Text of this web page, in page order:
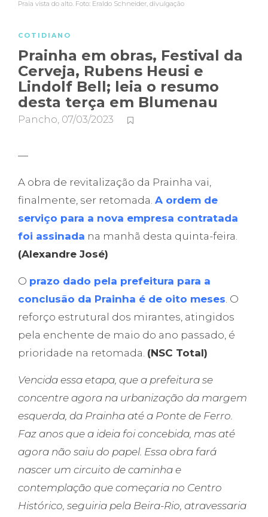
Praia vista do alto. Foto: Eraldo Schneider, divulgação
COTIDIANO
Prainha em obras, Festival da
Cerveja, Rubens Heusi e
Lindolf Bell; leia o resumo
desta terça em Blumenau
Pancho, 07/03/2023
—
A obra de revitalização da Prainha vai,
finalmente, ser retomada. A ordem de
serviço para a nova empresa contratada
foi assinada na manhã desta quinta-feira.
(Alexandre José)
O prazo dado pela prefeitura para a
conclusão da Prainha é de oito meses. O
reforço estrutural dos mirantes, atingidos
pela enchente de maio do ano passado, é
prioridade na retomada. (NSC Total)
Vencida essa etapa, que a prefeitura se
concentre agora na urbanização da margem
esquerda, da Prainha até a Ponte de Ferro.
Faz anos que a ideia foi concebida, mas até
agora não saiu do papel. Essa obra fará
nascer um circuito de caminha e
contemplação que começaria no Centro
Histórico, seguiria pela Beira-Rio, atravessaria